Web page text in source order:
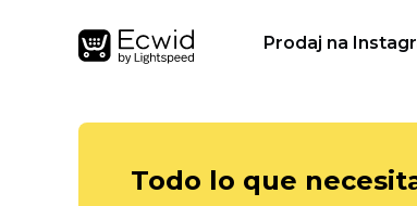
Prodaj na
Todo lo que